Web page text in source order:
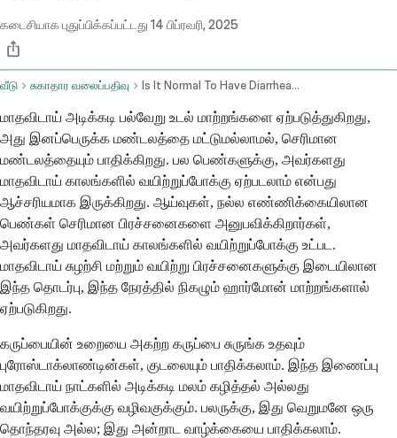
கடைசியாக புதுப்பிக்கப்பட்டது 14 பிப்ரவரி, 2025
வீடு சுகாதார வலைப்பதிவு Is It Normal To Have Diarrhea On A Period
மாதவிடாய் அடிக்கடி பல்வேறு உடல் மாற்றங்களை ஏற்படுத்துகிறது,
அது இனப்பெருக்க மண்டலத்தை மட்டுமல்லாமல், செரிமான
மண்டலத்தையும் பாதிக்கிறது. பல பெண்களுக்கு, அவர்களது
மாதவிடாய் காலங்களில் வயிற்றுப்போக்கு ஏற்படலாம் என்பது
ஆச்சரியமாக இருக்கிறது. ஆய்வுகள், நல்ல எண்ணிக்கையிலான
பெண்கள் செரிமான பிரச்சனைகளை அனுபவிக்கிறார்கள்,
அவர்களது மாதவிடாய் காலங்களில் வயிற்றுப்போக்கு உட்பட.
மாதவிடாய் சுழற்சி மற்றும் வயிற்று பிரச்சனைகளுக்கு இடையிலான
இந்த தொடர்பு, இந்த நேரத்தில் நிகழும் ஹார்மோன் மாற்றங்களால்
ஏற்படுகிறது.
கருப்பையின் உறையை அகற்ற கருப்பை சுருங்க உதவும்
புரோஸ்டாக்லாண்டின்கள், குடலையும் பாதிக்கலாம். இந்த இணைப்பு
மாதவிடாய் நாட்களில் அடிக்கடி மலம் கழித்தல் அல்லது
வயிற்றுப்போக்குக்கு வழிவகுக்கும். பலருக்கு, இது வெறுமனே ஒரு
தொந்தரவு அல்ல; இது அன்றாட வாழ்க்கையை பாதிக்கலாம்.